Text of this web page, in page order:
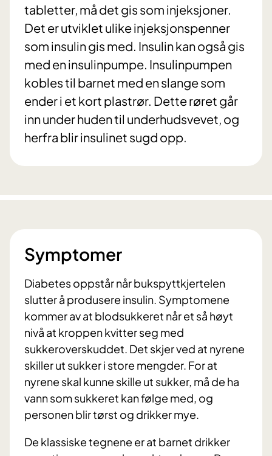
tabletter, må det gis som injeksjoner.
Det er utviklet ulike injeksjonspenner
som insulin gis med. Insulin kan også gis
med en insulinpumpe. Insulinpumpen
kobles til barnet med en slange som
ender i et kort plastrør. Dette røret går
inn under huden til underhudsvevet, og
herfra blir insulinet sugd opp.
Symptomer
Diabetes oppstår når bukspyttkjertelen
slutter å produsere insulin. Symptomene
kommer av at blodsukkeret når et så høyt
nivå at kroppen kvitter seg med
sukkeroverskuddet. Det skjer ved at nyrene
skiller ut sukker i store mengder. For at
nyrene skal kunne skille ut sukker, må de ha
vann som sukkeret kan følge med, og
personen blir tørst og drikker mye.
De klassiske tegnene er at barnet drikker